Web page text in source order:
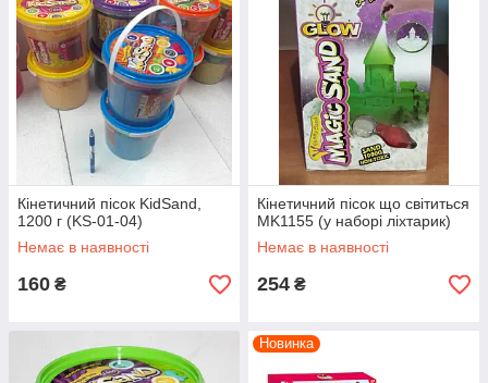
Кінетичний пісок KidSand,
1200 г (KS-01-04)
Немає в наявності
160 ₴
Кінетичний пісок що світиться
MK1155 (у наборі ліхтарик)
Немає в наявності
254 ₴
Новинка